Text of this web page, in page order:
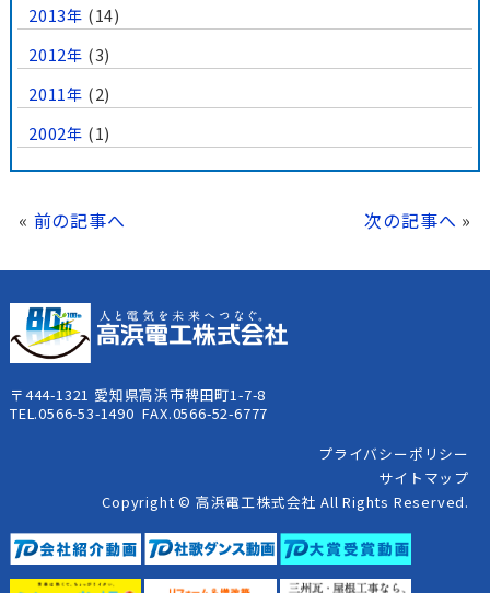
2013年 (14)
2012年 (3)
2011年 (2)
2002年 (1)
« 前の記事へ 次の記事へ »
〒444-1321 愛知県高浜市稗田町1-7-8
TEL.0566-53-1490 FAX.0566-52-6777
プライバシーポリシー
サイトマップ
Copyright © 高浜電工株式会社 All Rights Reserved.